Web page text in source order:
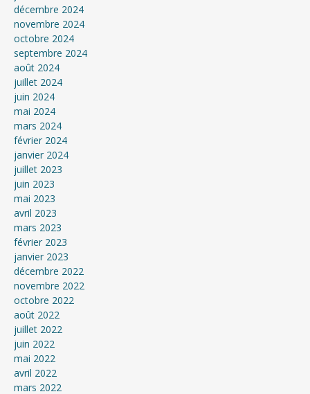
décembre 2024
novembre 2024
octobre 2024
septembre 2024
août 2024
juillet 2024
juin 2024
mai 2024
mars 2024
février 2024
janvier 2024
juillet 2023
juin 2023
mai 2023
avril 2023
mars 2023
février 2023
janvier 2023
décembre 2022
novembre 2022
octobre 2022
août 2022
juillet 2022
juin 2022
mai 2022
avril 2022
mars 2022